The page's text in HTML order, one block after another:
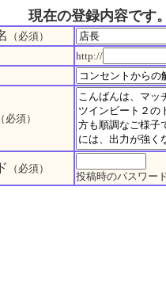
現在の登録内容です
（必須）
http://
（必須）
（必須）
投稿時のパスワー